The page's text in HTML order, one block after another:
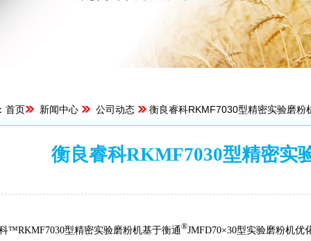
首页 新闻中心 公司动态 衡良睿科RKMF7030型精密实验磨粉
衡良睿科RKMF7030型精密实
型精密实验磨粉机基于衡通®JMFD70×30型实验磨粉机